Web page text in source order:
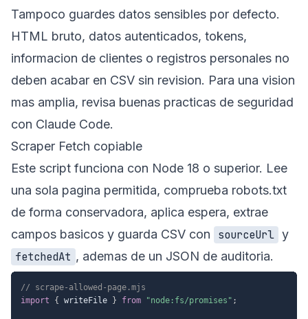
Tampoco guardes datos sensibles por defecto.
HTML bruto, datos autenticados, tokens,
informacion de clientes o registros personales no
deben acabar en CSV sin revision. Para una vision
mas amplia, revisa buenas practicas de seguridad
con Claude Code.
Scraper Fetch copiable
Este script funciona con Node 18 o superior. Lee
una sola pagina permitida, comprueba robots.txt
de forma conservadora, aplica espera, extrae
campos basicos y guarda CSV con
sourceUrl y
fetchedAt , ademas de un JSON de auditoria.
// scrape-allowed-page.mjs
import
{ writeFile } from "node:fs/promises" ;